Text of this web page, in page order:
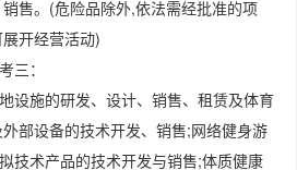
售。(危险品除外,依法需经批准的项
开经营活动)
三：
设施的研发、设计、销售、租赁及体育
部设备的技术开发、销售;网络健身游
技术产品的技术开发与销售;体质健康